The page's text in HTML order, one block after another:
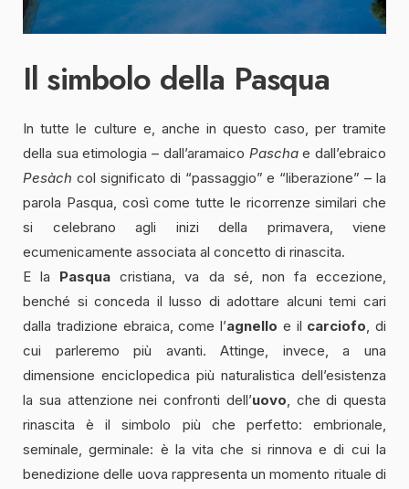
Il simbolo della Pasqua
In tutte le culture e, anche in questo caso, per tramite
della sua etimologia – dall’aramaico Paschae dall’ebraico
Pesàch col significato di “passaggio” e “liberazione” – la
parola Pasqua, così come tutte le ricorrenze similari che
si celebrano agli inizi della primavera, viene
ecumenicamente associata al concetto di rinascita.
E la Pasqua cristiana, va da sé, non fa eccezione,
benché si conceda il lusso di adottare alcuni temi cari
dalla tradizione ebraica, come l’agnello e il carciofo, di
cui parleremo più avanti. Attinge, invece, a una
dimensione enciclopedica più naturalistica dell’esistenza
la sua attenzione nei confronti dell’uovo, che di questa
rinascita è il simbolo più che perfetto: embrionale,
seminale, germinale: è la vita che si rinnova e di cui la
benedizione delle uova rappresenta un momento rituale di